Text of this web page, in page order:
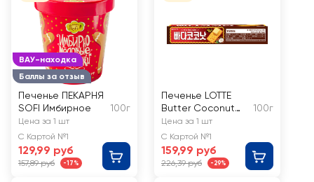
ВАУ-находка
Баллы за отзыв
Печенье ПЕКАРНЯ
SOFI Имбирное
100г
Цена за 1 шт
С Картой №1
129,99 руб
157,89 руб -17%
Печенье LOTTE
Butter Coconut
кокосовое
100г
Цена за 1 шт
С Картой №1
159,99 руб
226,39 руб -29%